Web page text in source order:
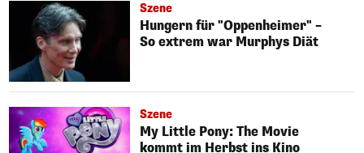
Szene
Hungern für "Oppenheimer" –
So extrem war Murphys Diät
Szene
My Little Pony: The Movie
kommt im Herbst ins Kino